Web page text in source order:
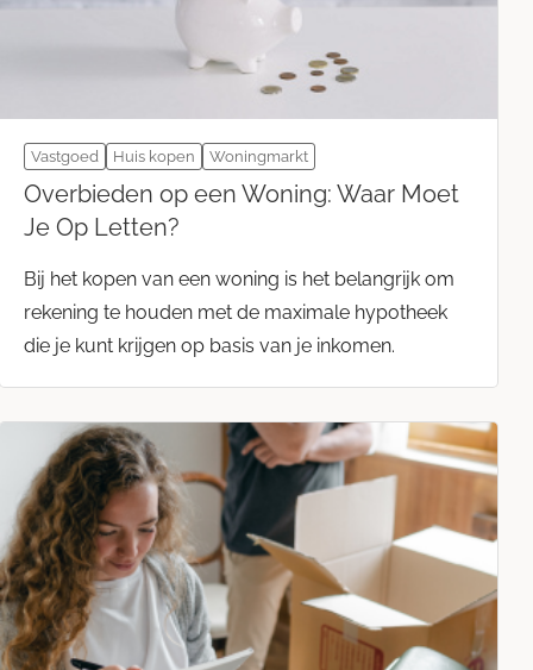
Vastgoed Huis kopen Woningmarkt
Overbieden op een Woning: Waar Moet
Je Op Letten?
Bij het kopen van een woning is het belangrijk om
rekening te houden met de maximale hypotheek
die je kunt krijgen op basis van je inkomen.